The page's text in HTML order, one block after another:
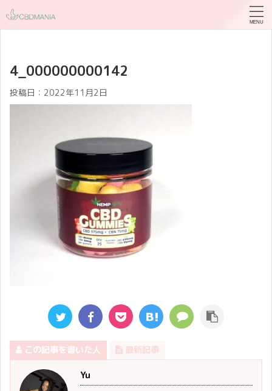
4_000000000142
投稿日： 2022年11月2日
この記事を書いた人 最新記事
Yu